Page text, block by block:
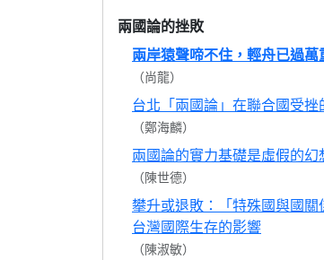
兩國論的挫敗
兩岸猿聲啼不住，輕舟已過萬
（尚龍）
台北「兩國論」在聯合國受挫
（鄭海麟）
兩國論的實力基礎是虛假的幻
（陳世德）
攀升或退敗：「特殊國與國
台灣國際生存的影響
（陳淑敏）